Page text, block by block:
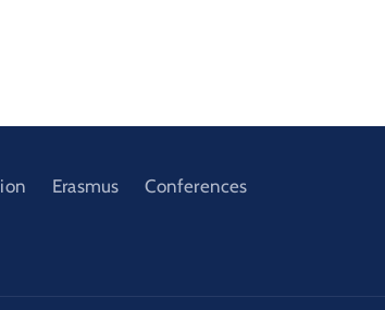
Erasmus Conferences